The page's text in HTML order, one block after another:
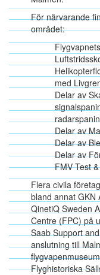
För närvarande
området:
med
Delar av
Delar av
Delar av
Delar av
FMV Test
Flera civila
bland annat GKN
QinetiQ Sweden
Centre (FPC) på
Saab Support
anslutning till
Flyghistoriska